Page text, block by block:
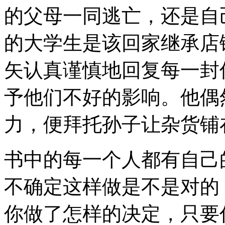
的父母一同逃亡，还是
的大学生是该回家继承
矢认真谨慎地回复每一
予他们不好的影响。他
力，便拜托孙子让杂货
书中的每一个人都有自
不确定这样做是不是对
你做了怎样的决定，只